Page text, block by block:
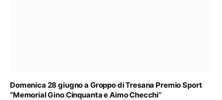
Domenica 28 giugno a Groppo di Tresana Premio Sport
“Memorial Gino Cinquanta e Aimo Checchi”